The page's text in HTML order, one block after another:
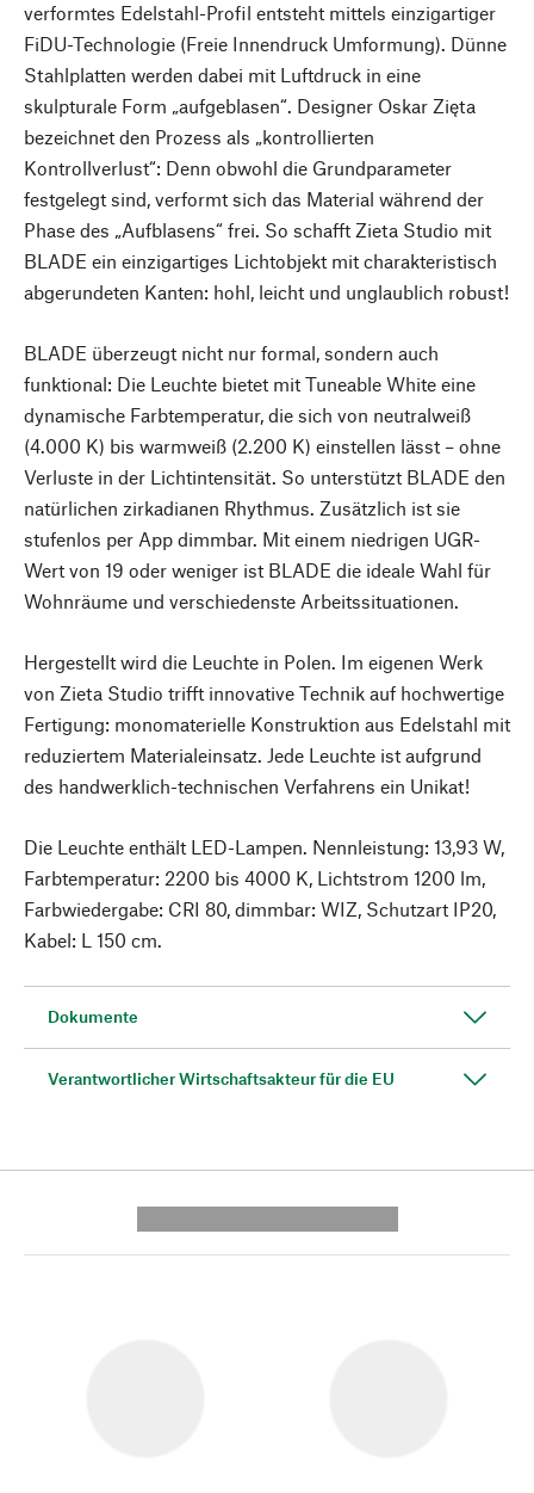
verformtes Edelstahl-Profil entsteht mittels einzigartiger
FiDU-Technologie (Freie Innendruck Umformung). Dünne
Stahlplatten werden dabei mit Luftdruck in eine
skulpturale Form „aufgeblasen“. Designer Oskar Zięta
bezeichnet den Prozess als „kontrollierten
Kontrollverlust“: Denn obwohl die Grundparameter
festgelegt sind, verformt sich das Material während der
Phase des „Aufblasens“ frei. So schafft Zieta Studio mit
BLADE ein einzigartiges Lichtobjekt mit charakteristisch
abgerundeten Kanten: hohl, leicht und unglaublich robust!
BLADE überzeugt nicht nur formal, sondern auch
funktional: Die Leuchte bietet mit Tuneable White eine
dynamische Farbtemperatur, die sich von neutralweiß
(4.000 K) bis warmweiß (2.200 K) einstellen lässt – ohne
Verluste in der Lichtintensität. So unterstützt BLADE den
natürlichen zirkadianen Rhythmus. Zusätzlich ist sie
stufenlos per App dimmbar. Mit einem niedrigen UGR-
Wert von 19 oder weniger ist BLADE die ideale Wahl für
Wohnräume und verschiedenste Arbeitssituationen.
Hergestellt wird die Leuchte in Polen. Im eigenen Werk
von Zieta Studio trifft innovative Technik auf hochwertige
Fertigung: monomaterielle Konstruktion aus Edelstahl mit
reduziertem Materialeinsatz. Jede Leuchte ist aufgrund
des handwerklich-technischen Verfahrens ein Unikat!
Die Leuchte enthält LED-Lampen. Nennleistung: 13,93 W,
Farbtemperatur: 2200 bis 4000 K, Lichtstrom 1200 lm,
Farbwiedergabe: CRI 80, dimmbar: WIZ, Schutzart IP20,
Kabel: L 150 cm.
Dokumente
Verantwortlicher Wirtschaftsakteur für die EU